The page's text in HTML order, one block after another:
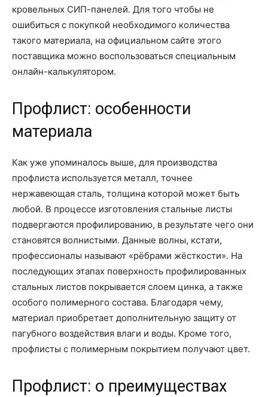
кровельных СИП-панелей. Для того чтобы не
ошибиться с покупкой необходимого количества
такого материала, на официальном сайте этого
поставщика можно воспользоваться специальным
онлайн-калькулятором.
Профлист: особенности
материала
Как уже упоминалось выше, для производства
профлиста используется металл, точнее
нержавеющая сталь, толщина которой может быть
любой. В процессе изготовления стальные листы
подвергаются профилированию, в результате чего они
становятся волнистыми. Данные волны, кстати,
профессионалы называют «рёбрами жёсткости». На
последующих этапах поверхность профилированных
стальных листов покрывается слоем цинка, а также
особого полимерного состава. Благодаря чему,
материал приобретает дополнительную защиту от
пагубного воздействия влаги и воды. Кроме того,
профлисты с полимерным покрытием получают цвет.
Профлист: о преимуществах